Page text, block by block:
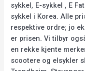
sykkel, E-sykkel , E
sykkel i Korea. Alle
respektive ordre; jo
er prisen. Vi tilbyr
en rekke kjente
scootere og elsykler